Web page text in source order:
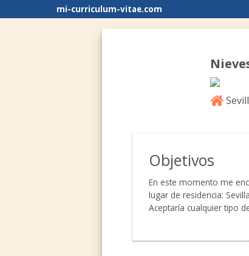
mi-curriculum-vitae.com
Objetivos
En este momento me
lugar de residencia:
Aceptaría cualquier tipo